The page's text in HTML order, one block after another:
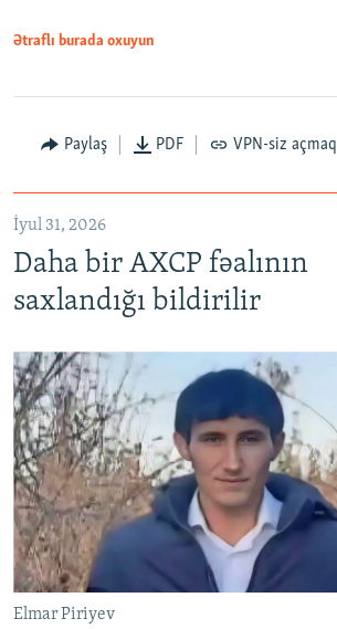
Ətraflı burada oxuyun
Paylaş PDF VPN-siz açmaq
İyul 31, 2026
Daha bir AXCP fəalının
saxlandığı bildirilir
Elmar Piriyev